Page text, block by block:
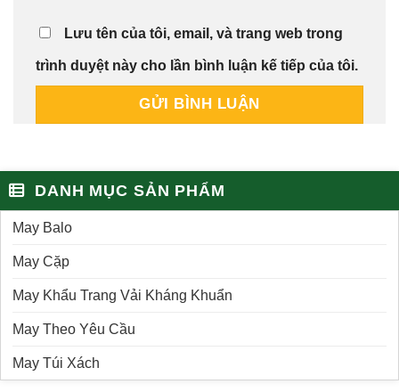
DANH MỤC SẢN PHẨM
May Balo
May Cặp
May Khẩu Trang Vải Kháng Khuẩn
May Theo Yêu Cầu
May Túi Xách
Lưu tên của tôi, email, và trang web trong
trình duyệt này cho lần bình luận kế tiếp của tôi.